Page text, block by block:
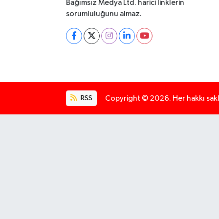
Bağımsız Medya Ltd. harici linklerin
sorumluluğunu almaz.
RSS Copyright © 2026. Her hakkı